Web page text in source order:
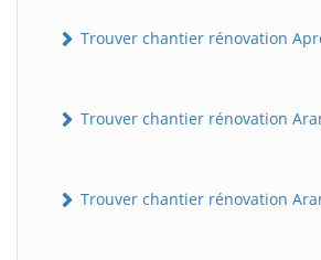
Trouver chantier rénovation
Trouver chantier rénovation
Trouver chantier rénovation